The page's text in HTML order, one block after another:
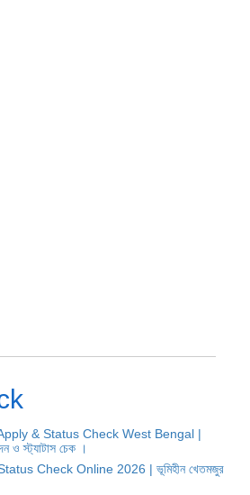
& Status Check West Bengal |
ও স্ট্যাটাস চেক ।
Check Online 2026 | ভূমিহীন খেতমজুর